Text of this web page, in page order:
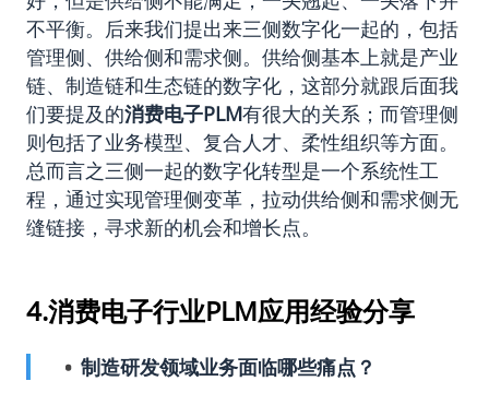
不平衡。后来我们提出来三侧数字化一起的，包括
管理侧、供给侧和需求侧。供给侧基本上就是产业
链、制造链和生态链的数字化，这部分就跟后面我
们要提及的消费电子PLM有很大的关系；而管理侧
则包括了业务模型、复合人才、柔性组织等方面。
总而言之三侧一起的数字化转型是一个系统性工
程，通过实现管理侧变革，拉动供给侧和需求侧无
缝链接，寻求新的机会和增长点。
4.消费电子行业PLM应用经验分享
制造研发领域业务面临哪些痛点？